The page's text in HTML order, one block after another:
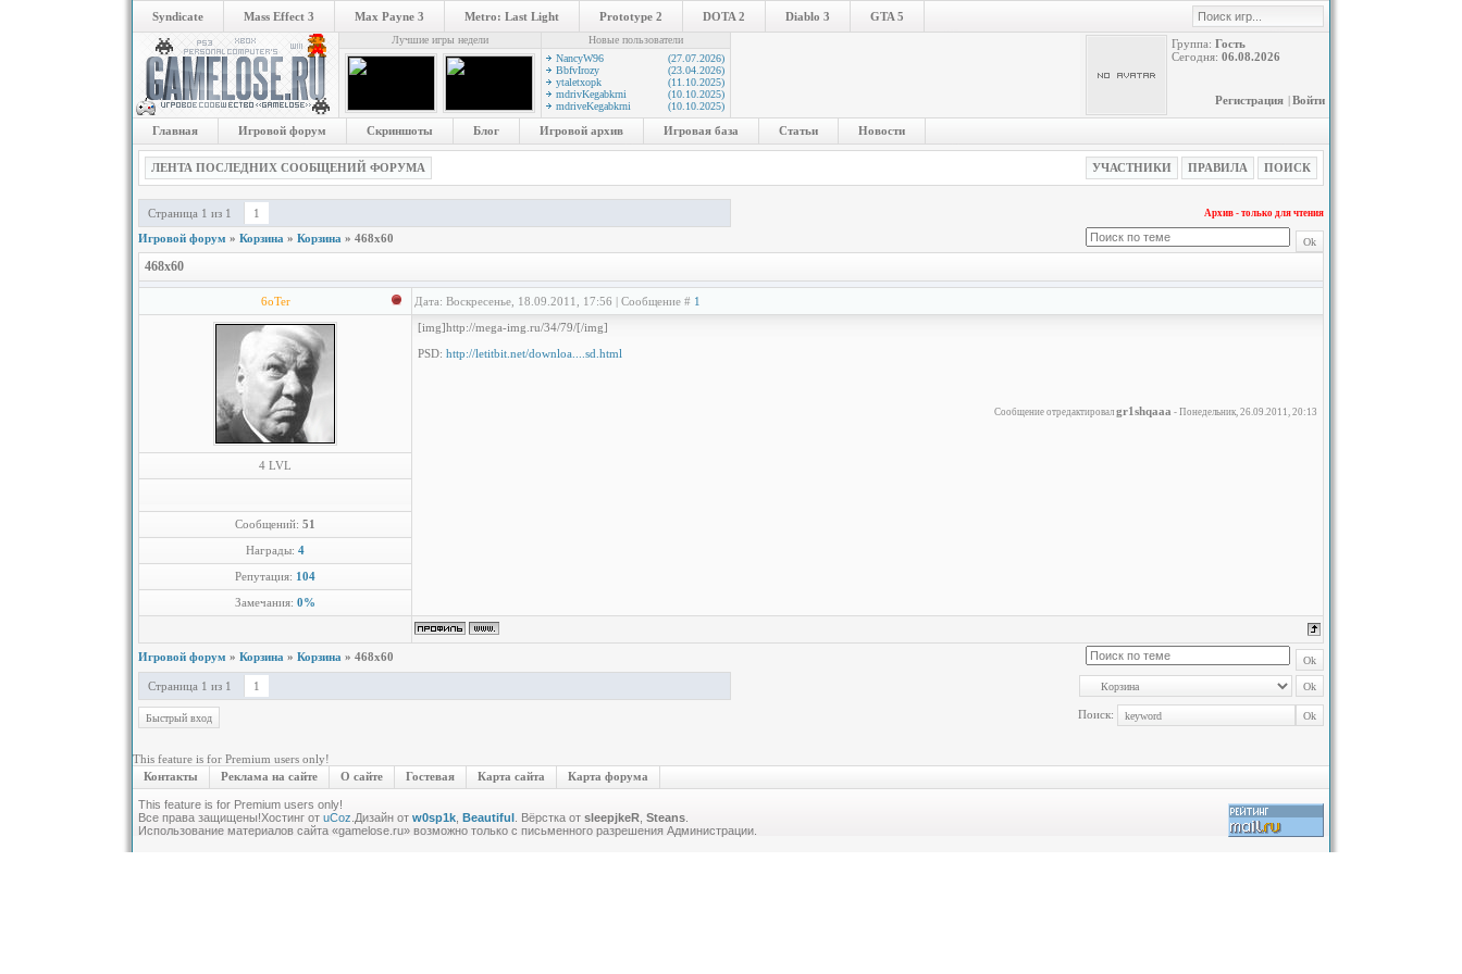
Syndicate Mass Effect 3 Max Payne 3 Metro: Last Light Prototype 2 DOTA 2 Diablo 3 GTA 5
Лучшие игры недели
Новые пользователи
NancyW96
(27.07.2026)
BbfvIrozy
(23.04.2026)
ytaletxopk
(11.10.2025)
mdrivKegabkrni
(10.10.2025)
mdriveKegabkrni
(10.10.2025)
Группа: Гость
Сегодня: 06.08.2026
Войти
|
Регистрация
Главная Игровой форум Скриншоты Блог Игровой архив Игровая база Статьи Новости
ЛЕНТА ПОСЛЕДНИХ СООБЩЕНИЙ ФОРУМА УЧАСТНИКИ ПРАВИЛА ПОИСК
Страница 1 из 1 1 Архив - только для чтения
Игровой форум » Корзина » Корзина » 468x60
468x60
6oTer Дата: Воскресенье, 18.09.2011, 17:56 | Сообщение # 1
4 LVL
Сообщений: 51
Награды: 4
Репутация: 104
Замечания: 0%
[img]http://mega-img.ru/34/79/[/img]
PSD: http://letitbit.net/downloa....sd.html
Сообщение отредактировал gr1shqaaa - Понедельник, 26.09.2011, 20:13
Игровой форум » Корзина » Корзина » 468x60
Страница 1 из 1 1
Поиск:
This feature is for Premium users only!
Контакты
Реклама на сайте О сайте Гостевая Карта сайта Карта форума
This feature is for Premium users only!
Все права защищены!Хостинг от uCoz .Дизайн от w0sp1k Beautiful . Вёрстка от sleepjkeR Steans
Использование материалов сайта «gamelose.ru» возможно только с письменного разрешения Администрации.